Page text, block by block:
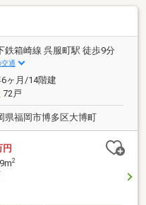
はの落ち着いた住環境が
とりある住空間を確保。
か、3つのクローゼット
きり収納でき、居住スペ
まｔが、最上階、角部屋
気にすることなく静かで
らではの二面採光によ
が差し込み、風通しも良
鉄箱崎線 呉服町駅 徒歩9分
通
ヶ月/14階建
72戸
県福岡市博多区大博町
円
2